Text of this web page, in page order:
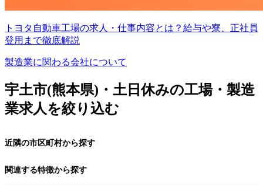
トヨタ自動車工場の求人・仕事内容とは？給与や寮、正社員
登用まで徹底解説
製造業に関わる会社について
宇土市(熊本県)・土日休みの工場・製造
業求人を絞り込む
近隣の市区町村から探す
関連する特徴から探す